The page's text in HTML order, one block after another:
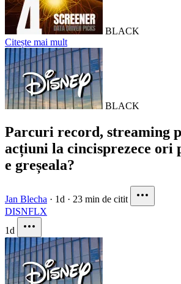
BLACK
Citește mai mult
BLACK
Parcuri record, streaming
acțiuni la cincisprezece ori
e greșeala?
Jan Blecha · 1d · 23 min de citit
DISNFLX
1d